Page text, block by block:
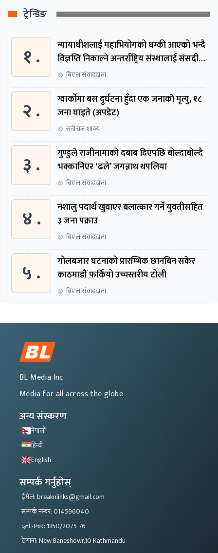
ट्रेन्डिङ
१ .
न्यायाधीशलाई महाभियोगको धम्की आएको भन्दै
विज्ञप्ति निकाल्ने अन्तर्राष्ट्रिय संस्थालाई संसदीय
समितिमा बोलाइयो
बिएल संवाददाता
२ .
ग्वार्काेमा बस दुर्घटना हुँदा एक जनाकाे मृत्यु, १८
जना घाइते (अपडेट)
सनीराज शाक्य
३ .
गुण्डुले राजीनामाको दबाब दिएपछि बोल्दाबोल्दै
भक्कानिएर ‘ढले’ जगन्नाथ थपलिया
बिएल संवाददाता
४ .
नशालु पदार्थ खुवाएर बलात्कार गर्ने युवतीसहित
३ जना पक्राउ
बिएल संवाददाता
५ .
गोलबजार घटनाको प्रारम्भिक छानबिन सकेर
काठमाडौं फर्कियो उच्चस्तरीय टोली
बिएल संवाददाता
BL Media Inc
Media for all across the globe
अन्य संस्करण
नेपाली
हिन्दी
English
सम्पर्क गर्नुहोस्
ईमेल: breaknlinks@gmail.com
सम्पर्क नम्बर: 014596040
दर्ता नम्बर: 1350/2075-76
ठेगाना: New Baneshowr,10 Kathmandu